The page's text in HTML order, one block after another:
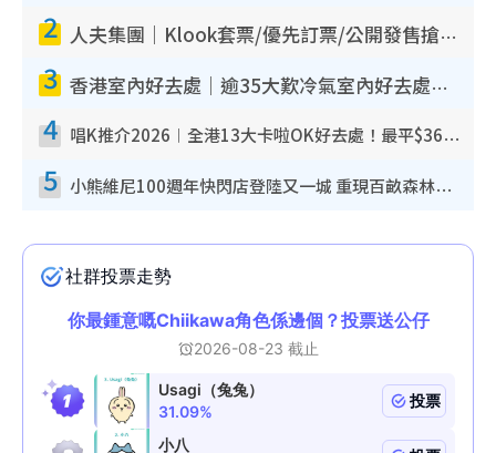
2 人夫集團｜Klook套票/優先訂票/公開發售搶飛攻略！附票價.購票連結.場地座位表
3 香港室內好去處｜逾35大歎冷氣室內好去處推介 室內活動免費避雨無懼落雨
4 唱K推介2026︱全港13大卡啦OK好去處！最平$36起 日文K都有！(附地址+收費詳情)
5 小熊維尼100週年快閃店登陸又一城 重現百畝森林經典場景／獨家限定盲盒登場／專屬DIY香水